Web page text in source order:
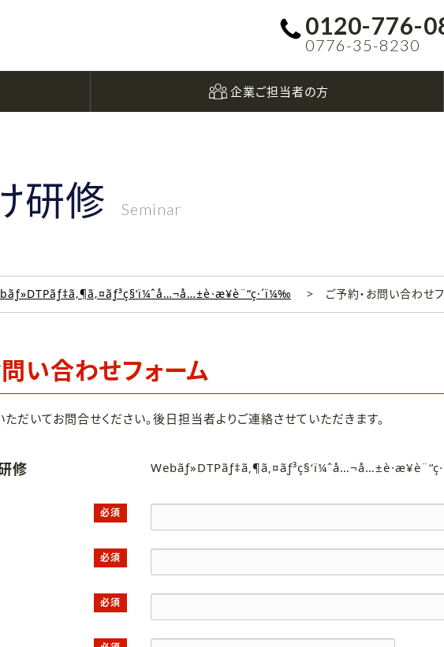
0120-776-
0776-35-8230
企業ご担当者の方
研修 Seminar
ご予約・お問い合わせ
い合わせフォーム
だいてお問合せください。後日担当者よりご連絡させていただきます。
修
必須
必須
必須